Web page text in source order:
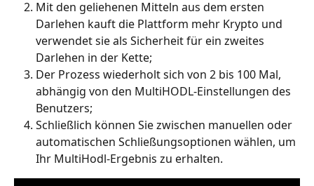
Mit den geliehenen Mitteln aus dem ersten
Darlehen kauft die Plattform mehr Krypto und
verwendet sie als Sicherheit für ein zweites
Darlehen in der Kette;
Der Prozess wiederholt sich von 2 bis 100 Mal,
abhängig von den MultiHODL-Einstellungen des
Benutzers;
Schließlich können Sie zwischen manuellen oder
automatischen Schließungsoptionen wählen, um
Ihr MultiHodl-Ergebnis zu erhalten.